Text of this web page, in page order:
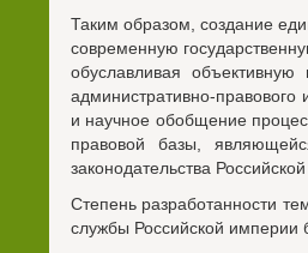
Таким образом, создание
современную
обуславливая объективную
административно-правового
и научное обобщение
правовой базы,
законодательства
Степень разработанности
службы Российской империи